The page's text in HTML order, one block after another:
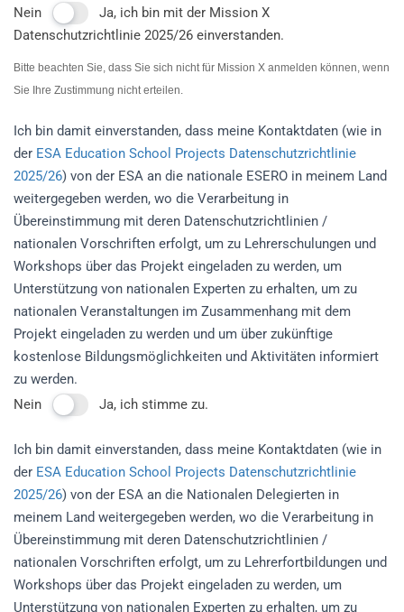
Nein
Ja, ich bin mit der Mission X
Datenschutzrichtlinie 2025/26 einverstanden.
Bitte beachten Sie, dass Sie sich nicht für Mission X anmelden können, wenn
Sie Ihre Zustimmung nicht erteilen.
Ich bin damit einverstanden, dass meine Kontaktdaten (wie in
der ESA Education School Projects Datenschutzrichtlinie
2025/26) von der ESA an die nationale ESERO in meinem Land
weitergegeben werden, wo die Verarbeitung in
Übereinstimmung mit deren Datenschutzrichtlinien /
nationalen Vorschriften erfolgt, um zu Lehrerschulungen und
Workshops über das Projekt eingeladen zu werden, um
Unterstützung von nationalen Experten zu erhalten, um zu
nationalen Veranstaltungen im Zusammenhang mit dem
Projekt eingeladen zu werden und um über zukünftige
kostenlose Bildungsmöglichkeiten und Aktivitäten informiert
zu werden.
Nein
Ja, ich stimme zu.
Ich bin damit einverstanden, dass meine Kontaktdaten (wie in
der ESA Education School Projects Datenschutzrichtlinie
2025/26) von der ESA an die Nationalen Delegierten in
meinem Land weitergegeben werden, wo die Verarbeitung in
Übereinstimmung mit deren Datenschutzrichtlinien /
nationalen Vorschriften erfolgt, um zu Lehrerfortbildungen und
Workshops über das Projekt eingeladen zu werden, um
Unterstützung von nationalen Experten zu erhalten, um zu